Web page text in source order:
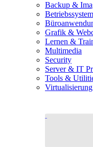
Backup &
Grafik &
Lernen &
Multimedia
Security
Server & IT
Tools &
Virtualisierung